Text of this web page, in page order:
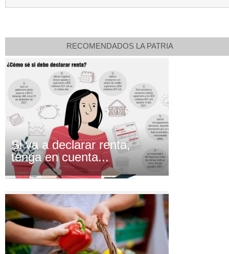
RECOMENDADOS LA PATRIA
Si va a declarar renta,
tenga en cuenta...